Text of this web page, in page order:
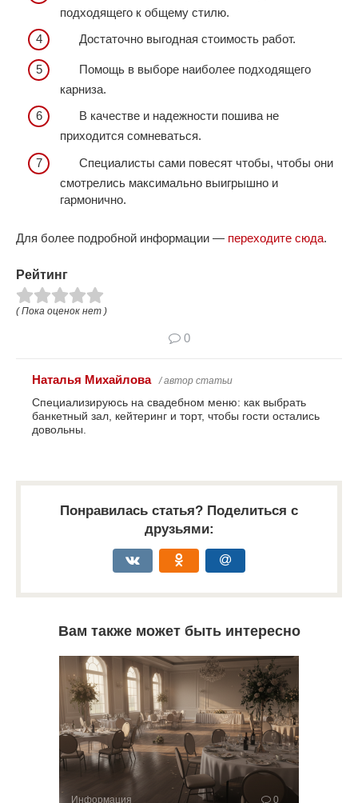
подходящего к общему стилю.
Достаточно выгодная стоимость работ.
Помощь в выборе наиболее подходящего
карниза.
В качестве и надежности пошива не
приходится сомневаться.
Специалисты сами повесят чтобы, чтобы они
смотрелись максимально выигрышно и
гармонично.
Для более подробной информации — переходите сюда.
Рейтинг
( Пока оценок нет )
0
Наталья Михайлова / автор статьи
Специализируюсь на свадебном меню: как выбрать
банкетный зал, кейтеринг и торт, чтобы гости остались
довольны.
Понравилась статья? Поделиться с
друзьями:
Вам также может быть интересно
Информация 0